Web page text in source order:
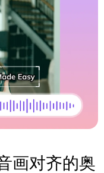
画对齐的奥